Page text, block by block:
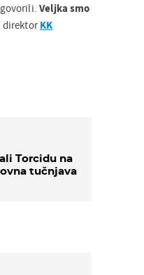
Veljka smo
direktorKK
Torcidu na
tučnjava